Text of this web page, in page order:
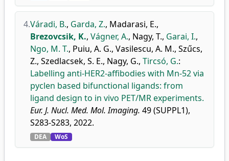
4.Váradi, B., Garda, Z., Madarasi, E.,
Brezovcsik, K., Vágner, A., Nagy, T., Garai, I.,
Ngo, M. T., Puiu, A. G., Vasilescu, A. M., Szűcs,
Z., Szedlacsek, S. E., Nagy, G., Tircsó, G.:
Labelling anti-HER2-affibodies with Mn-52 via
pyclen based bifunctional ligands: from
ligand design to in vivo PET/MR experiments.
Eur. J. Nucl. Med. Mol. Imaging. 49 (SUPPL1),
S283-S283, 2022.
DEA WoS